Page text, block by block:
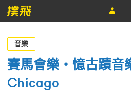
節目
主辦單位
關於撲飛
音樂
賽馬會樂・憶古蹟音
Chicago